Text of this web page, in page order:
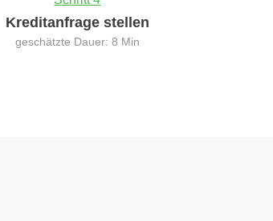
Kreditanfrage stellen
geschätzte Dauer: 8 Min